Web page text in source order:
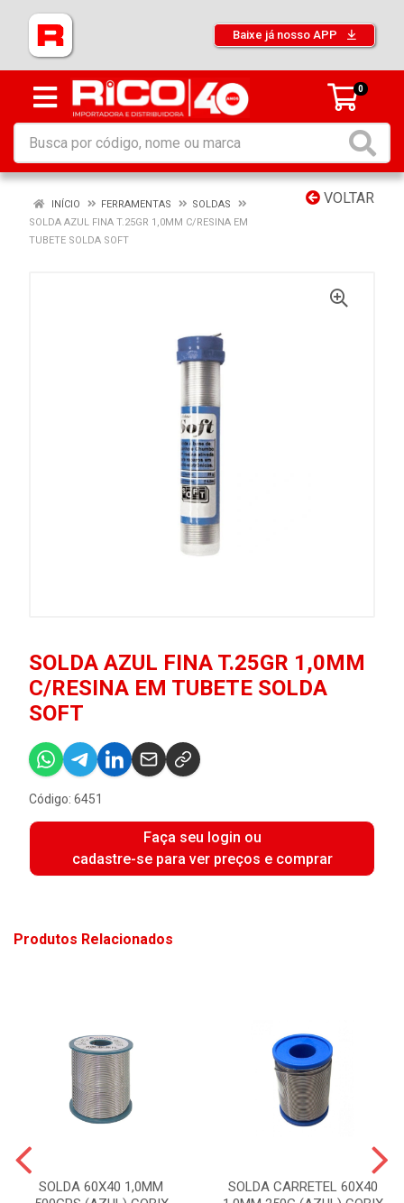
Baixe já nosso APP
0
VOLTAR
INÍCIO FERRAMENTAS
SOLDAS
SOLDA AZUL FINA T.25GR 1,0MM C/RESINA EM
TUBETE SOLDA SOFT
SOLDA AZUL FINA T.25GR 1,0MM
C/RESINA EM TUBETE SOLDA
SOFT
Código: 6451
Faça seu login ou
cadastre-se para ver preços e comprar
Produtos Relacionados
SOLDA 60X40 1,0MM
SOLDA CARRETEL 60X40